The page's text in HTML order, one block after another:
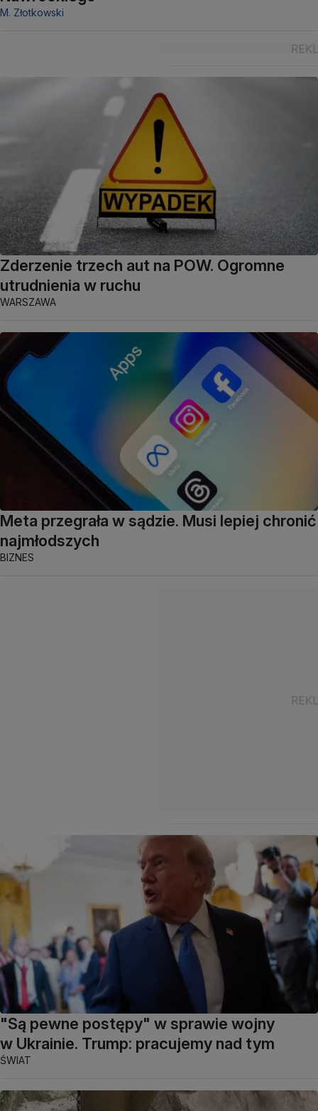
M. Złotkowski
Zderzenie trzech aut na POW. Ogromne
utrudnienia w ruchu
WARSZAWA
Meta przegrała w sądzie. Musi lepiej chronić
najmłodszych
BIZNES
"Są pewne postępy" w sprawie wojny
w Ukrainie. Trump: pracujemy nad tym
ŚWIAT